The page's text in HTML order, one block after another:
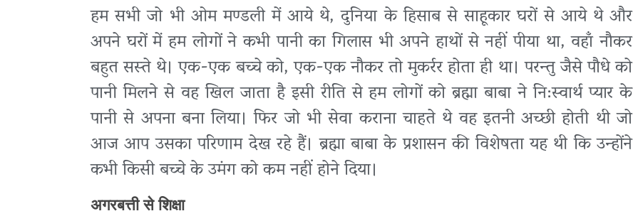
हम सभी जो भी ओम मण्डली में आये थे, दुनिया के हिसाब से साहूकार घरों से आये थे और
अपने घरों में हम लोगों ने कभी पानी का गिलास भी अपने हाथों से नहीं पीया था, वहाँ नौकर
बहुत सस्ते थे। एक-एक बच्चे को, एक-एक नौकर तो मुकर्रर होता ही था। परन्तु जैसे पौधे को
पानी मिलने से वह खिल जाता है इसी रीति से हम लोगों को ब्रह्मा बाबा ने नि:स्वार्थ प्यार के
पानी से अपना बना लिया। फिर जो भी सेवा कराना चाहते थे वह इतनी अच्छी होती थी जो
आज आप उसका परिणाम देख रहे हैं। ब्रह्मा बाबा के प्रशासन की विशेषता यह थी कि उन्होंने
कभी किसी बच्चे के उमंग को कम नहीं होने दिया।
अगरबत्ती से शिक्षा